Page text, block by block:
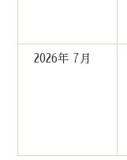
2026年 7月